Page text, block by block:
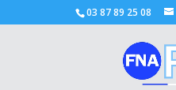
03 87 89 25 08